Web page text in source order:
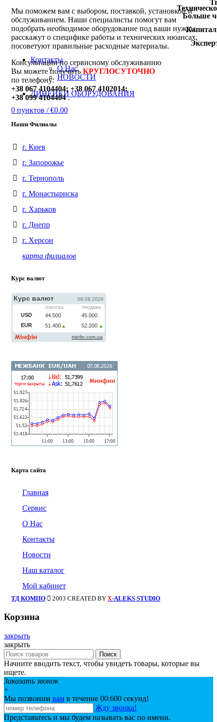
Больше
Контакты
О Нас
НОВОСТИ
ЛИНЕЙКИ ОБОРУДОВАНИЯ
0 пунктов / €0.00
Мы поможем вам с выбором, поставкой, установкой и
обслуживанием. Наши специалисты помогут вам
подобрать необходимое оборудование под ваши нужды,
расскажут о специфике работы и технических нюансах,
посоветуют правильные расходные материалы.
Консультации по сервисному обслуживанию
Вы можете получить КРУГЛОСУТОЧНО
по телефону:
+38 067 4104404; +38 067 4102014;
+38 099 4104404.
Наши Филиалы
г. Киев
г. Запорожье
г. Тернополь
г. Монастыриска
г. Харьков
г. Днепр
г. Херсон
карта филиалов
Курс валют
Карта сайта
Главная
Сервис
О Нас
Контакты
Новости
Наш каталог
Мой кабинет
ТД КОМПО 2003 CREATED BY X-ALEKS STUDIO
Корзина
закрыть
закрыть
Поиск
Начните вводить текст, чтобы увидеть товары, которые вы
ищете.
Заказать звонок
+
Мы позвоним вам в течение 00:600 секунд!
Жду звонка!
Представьтесь и мы будем называть вас по имени.